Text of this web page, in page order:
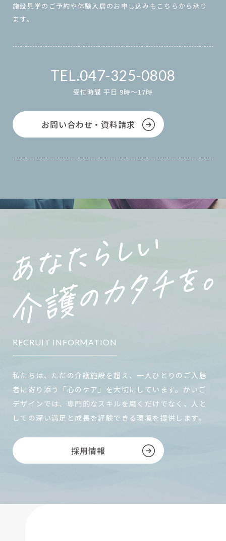
施設見学のご予約や体験入居のお申し込みもこちらから承り
ます。
047-325-0808
受付時間 平日 9時～17時
お問い合わせ・資料請求
RECRUIT INFORMATION
私たちは、ただの介護施設を超え、一人ひとりのご入居
者に寄り添う「心のケア」を大切にしています。かいご
デザインでは、専門的なスキルを磨くだけでなく、人と
しての深い満足と成長を経験できる環境を提供します。
採用情報